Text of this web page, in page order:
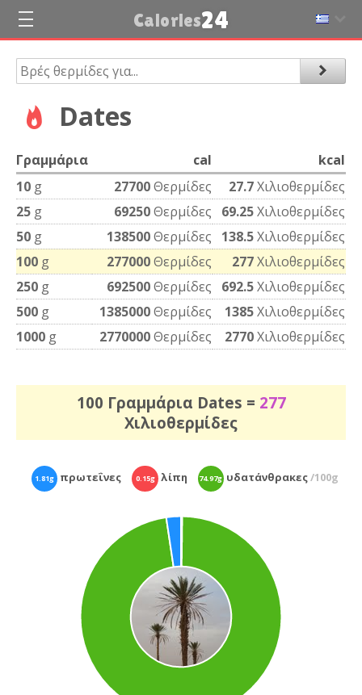
Calories24
Dates
Γραμμάρια cal
kcal
10 g 27700Θερμίδες 27.7Χιλιοθερμίδες
25 g 69250Θερμίδες 69.25Χιλιοθερμίδες
50 g 138500Θερμίδες 138.5Χιλιοθερμίδες
100 g 277000Θερμίδες 277Χιλιοθερμίδες
250 g 692500Θερμίδες 692.5Χιλιοθερμίδες
500 g 1385000Θερμίδες 1385Χιλιοθερμίδες
1000 g 2770000Θερμίδες 2770Χιλιοθερμίδες
100 Γραμμάρια Dates = 277
Χιλιοθερμίδες
1.81g πρωτεΐνες 0.15g λίπη 74.97gυδατάνθρακες/100g